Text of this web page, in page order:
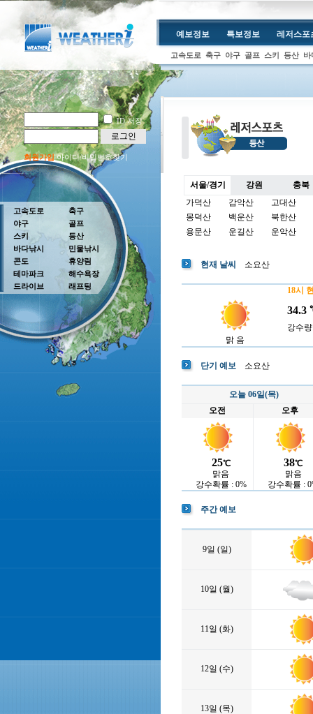
ID 저장
로그인
회원가입아이디/비밀번호찾기
예보정보 특보정보 레저스포
고속도로 축구 야구 골프 스키 등산 바
고속도로
야구
스키
바다낚시
콘도
테마파크
드라이브
축구
골프
등산
민물낚시
휴양림
해수욕장
래프팅
서울/경기 강원
충북
가덕산
감악산
고대산
몽덕산
백운산
북한산
용문산
운길산 운악산
현재 날씨 소요산
맑 음
18시
34.3
강수
단기 예보 소요산
오늘 06일(목)
오전
오후
25℃
맑음
강수확률 : 0%
38℃
맑음
강수확률 :
주간 예보
9일 (일)
10일 (월)
11일 (화)
12일 (수)
13일 (목)